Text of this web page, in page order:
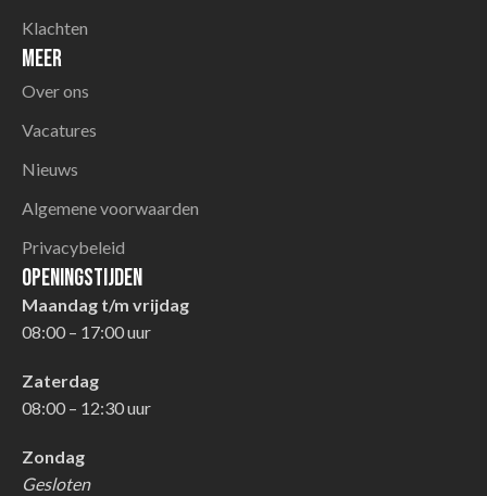
Klachten
Meer
Over ons
Vacatures
Nieuws
Algemene voorwaarden
Privacybeleid
Openingstijden
Maandag t/m vrijdag
08:00 – 17:00 uur
Zaterdag
08:00 – 12:30 uur
Zondag
Gesloten